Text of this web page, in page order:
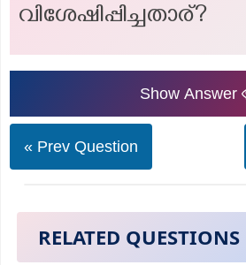
വിശേഷിപ്പിച്ചതാര്?
Show Answer
« Prev Question
RELATED QUESTIONS